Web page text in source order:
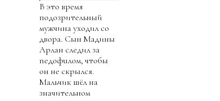
В это время
подозрительный
мужчина уходил со
двора. Сын Мадины
Арлан следил за
nедофuлом, чтобы
он не скрылся.
Мальчик шёл на
значительном